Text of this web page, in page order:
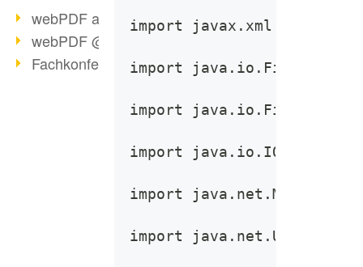
webPDF als Virtual Appliance
webPDF @ Top 20 IT-Produkte
Fachkonferenz PDF/A
import
import java.io.File;
import
import
import
import java.net.URL;